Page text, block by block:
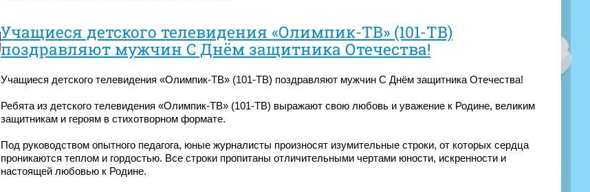
Учащиеся детского телевидения «Олимпик-ТВ» (101-ТВ)
поздравляют мужчин C Днём защитника Отечества!
Учащиеся детского телевидения «Олимпик-ТВ» (101-ТВ) поздравляют мужчин C Днём защитника Отечества!
Ребята из детского телевидения «Олимпик-ТВ» (101-ТВ) выражают свою любовь и уважение к Родине, великим
защитникам и героям в стихотворном формате.
Под руководством опытного педагога, юные журналисты произносят изумительные строки, от которых сердца
проникаются теплом и гордостью. Все строки пропитаны отличительными чертами юности, искренности и
настоящей любовью к Родине.